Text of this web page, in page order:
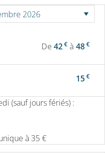
De 42€ à 48€
15€
(sauf jours fériés) :
à 35 €